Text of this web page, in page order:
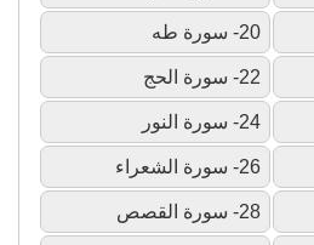
20- سورة طه
22- سورة الحج
24- سورة النور
26- سورة الشعراء
28- سورة القصص